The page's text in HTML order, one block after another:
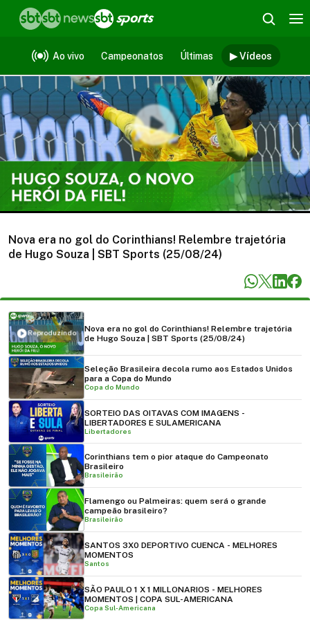
Ao vivo Campeonatos Últimas ▶ Vídeos
Vídeos
Nova era no gol do Corinthians! Relembre trajetória
de Hugo Souza | SBT Sports (25/08/24)
Reproduzindo
Nova era no gol do Corinthians! Relembre trajetória
de Hugo Souza | SBT Sports (25/08/24)
Seleção Brasileira decola rumo aos Estados Unidos
para a Copa do Mundo
Copa do Mundo
SORTEIO DAS OITAVAS COM IMAGENS -
LIBERTADORES E SULAMERICANA
Libertadores
Corinthians tem o pior ataque do Campeonato
Brasileiro
Brasileirão
Flamengo ou Palmeiras: quem será o grande
campeão brasileiro?
Brasileirão
SANTOS 3X0 DEPORTIVO CUENCA - MELHORES
MOMENTOS
Santos
SÃO PAULO 1 X 1 MILLONARIOS - MELHORES
MOMENTOS | COPA SUL-AMERICANA
Copa Sul-Americana